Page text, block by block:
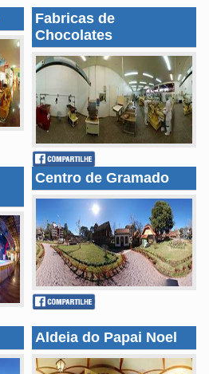
Fabricas de
Chocolates
Centro de Gramado
Aldeia do Papai Noel